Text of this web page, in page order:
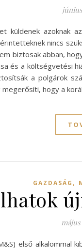
küldenek azoknak
nincs
biztosak abban,
és a költségvetési
a polgárok
hogy a
GAZDASÁG ,
május
első alkalommal